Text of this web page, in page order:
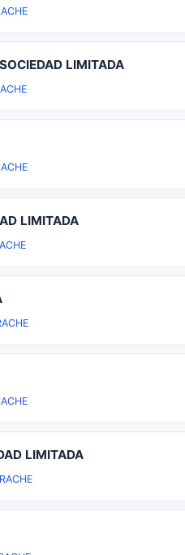
LIMITADA
LIMITADA
LIMITADA